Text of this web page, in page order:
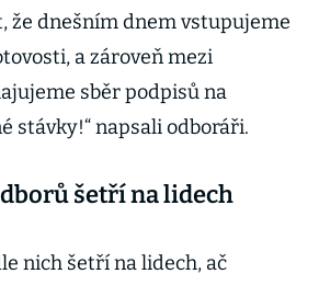
že dnešním dnem vstupujeme
a zároveň mezi
sběr podpisů na
stávky!“ napsali odboráři.
šetří na lidech
nich šetří na lidech, ač